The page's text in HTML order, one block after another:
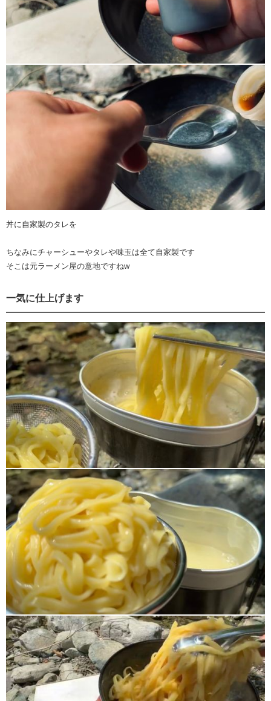
丼に自家製のタレを
ちなみにチャーシューやタレや味玉は全て自家製です
そこは元ラーメン屋の意地ですねw
一気に仕上げます